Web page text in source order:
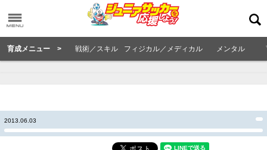
育成メニュー > 戦術／スキル フィジカル／メディカル メンタル
2013.06.03